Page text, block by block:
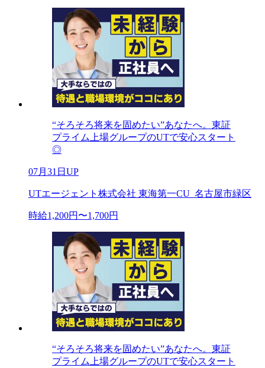
“そろそろ将来を固めたい”あなたへ。東証
プライム上場グループのUTで安心スタート
◎
07月31日UP
UTエージェント株式会社 東海第一CU_名古屋市緑区
時給1,200円〜1,700円
“そろそろ将来を固めたい”あなたへ。東証
プライム上場グループのUTで安心スタート